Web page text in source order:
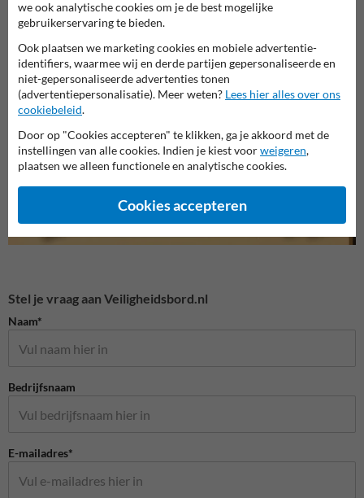
Verbodsborden
Veiligheidsborden voor
terrein
Veiligheidsborden
Stel je vraag aan Veiligheidsbord.nl
Naam*
Bedrijfsnaam
E-mailadres*
we ook analytische cookies om je de best mogelijke
gebruikerservaring te bieden.
Ook plaatsen we marketing cookies en mobiele advertentie-
identifiers, waarmee wij en derde partijen gepersonaliseerde en
niet-gepersonaliseerde advertenties tonen
(advertentiepersonalisatie). Meer weten? Lees hier alles over ons
cookiebeleid.
Door op "Cookies accepteren" te klikken, ga je akkoord met de
instellingen van alle cookies. Indien je kiest voorweigeren,
plaatsen we alleen functionele en analytische cookies.
Cookies accepteren